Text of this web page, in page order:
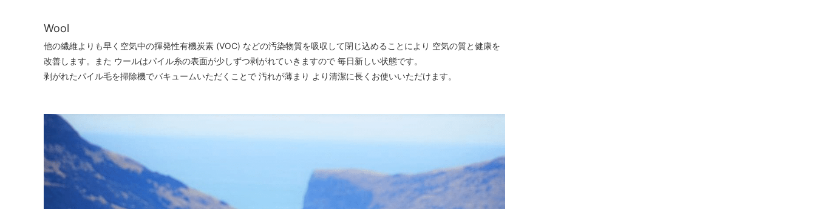
Wool
他の繊維よりも早く空気中の揮発性有機炭素 (VOC) などの汚染物質を吸収して閉じ込めることにより 空気の質と健康を
改善します。また ウールはパイル糸の表面が少しずつ剥がれていきますので 毎日新しい状態です。
剥がれたパイル毛を掃除機でバキュームいただくことで 汚れが薄まり より清潔に長くお使いいただけます。